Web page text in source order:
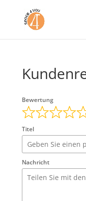
Bewertung
Titel
Nachricht